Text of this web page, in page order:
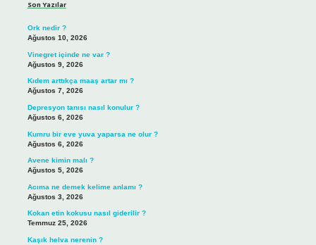
Son Yazılar
Ork nedir ?
Ağustos 10, 2026
Vinegret içinde ne var ?
Ağustos 9, 2026
Kıdem arttıkça maaş artar mı ?
Ağustos 7, 2026
Depresyon tanısı nasıl konulur ?
Ağustos 6, 2026
Kumru bir eve yuva yaparsa ne olur ?
Ağustos 6, 2026
Avene kimin malı ?
Ağustos 5, 2026
Acıma ne demek kelime anlamı ?
Ağustos 3, 2026
Kokan etin kokusu nasıl giderilir ?
Temmuz 25, 2026
Kaşık helva nerenin ?